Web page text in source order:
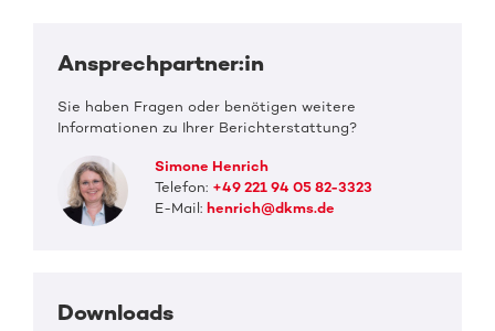
Ansprechpartner:in
Sie haben Fragen oder benötigen weitere
Informationen zu Ihrer Berichterstattung?
Simone Henrich
Telefon: +49 221 94 05 82-3323
E-Mail:henrich@dkms.de
Downloads